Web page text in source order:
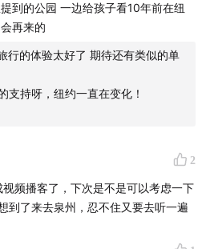
到的公园 一边给孩子看10年前在纽
再来的
行的体验太好了 期待还有类似的单
支持呀，纽约一直在变化！
2
频播客了，下次是不是可以考虑一下
到了来去泉州，忍不住又要去听一遍